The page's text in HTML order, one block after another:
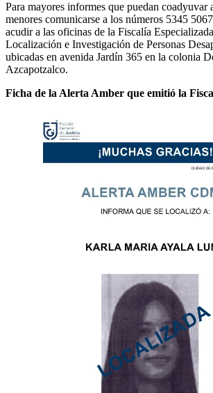
Para mayores informes que puedan coadyuvar
menores comunicarse a los números 5345
acudir a las oficinas de la Fiscalía
Localización e Investigación de Personas
ubicadas en avenida Jardín 365 en la colonia
Azcapotzalco.
Ficha de la Alerta Amber que emitió la